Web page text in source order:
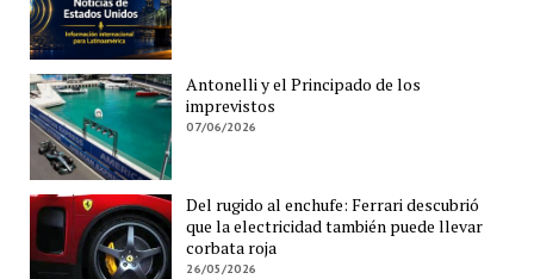
Antonelli y el Principado de los
imprevistos
07/06/2026
Del rugido al enchufe: Ferrari descubrió
que la electricidad también puede llevar
corbata roja
26/05/2026